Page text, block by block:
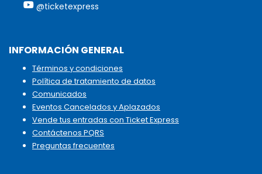
@ticketexpress
INFORMACIÓN GENERAL
Términos y condiciones
Política de tratamiento de datos
Comunicados
Eventos Cancelados y Aplazados
Vende tus entradas con Ticket Express
Contáctenos PQRS
Preguntas frecuentes